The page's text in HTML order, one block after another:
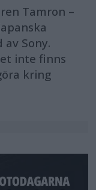
Tamron –
Sony.
inte finns
kring